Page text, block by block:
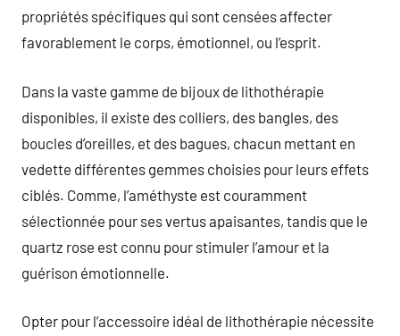
propriétés spécifiques qui sont censées affecter
favorablement le corps, émotionnel, ou l’esprit.
Dans la vaste gamme de bijoux de lithothérapie
disponibles, il existe des colliers, des bangles, des
boucles d’oreilles, et des bagues, chacun mettant en
vedette différentes gemmes choisies pour leurs effets
ciblés. Comme, l’améthyste est couramment
sélectionnée pour ses vertus apaisantes, tandis que le
quartz rose est connu pour stimuler l’amour et la
guérison émotionnelle.
Opter pour l’accessoire idéal de lithothérapie nécessite